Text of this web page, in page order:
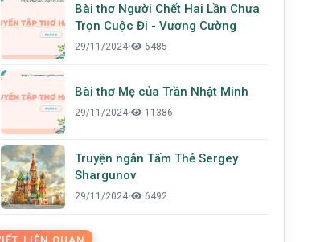
Bài thơ Người Chết Hai Lần Chưa
Trọn Cuộc Đi - Vương Cường
29/11/2024• 6485
Bài thơ Mẹ của Trần Nhật Minh
29/11/2024• 11386
Truyện ngắn Tấm Thẻ Sergey
Shargunov
29/11/2024• 6492